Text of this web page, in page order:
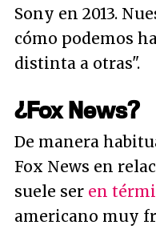
Sony en 2013.
cómo podemos
distinta a otras".
¿Fox News?
De manera
Fox News en
suele ser en
americano muy